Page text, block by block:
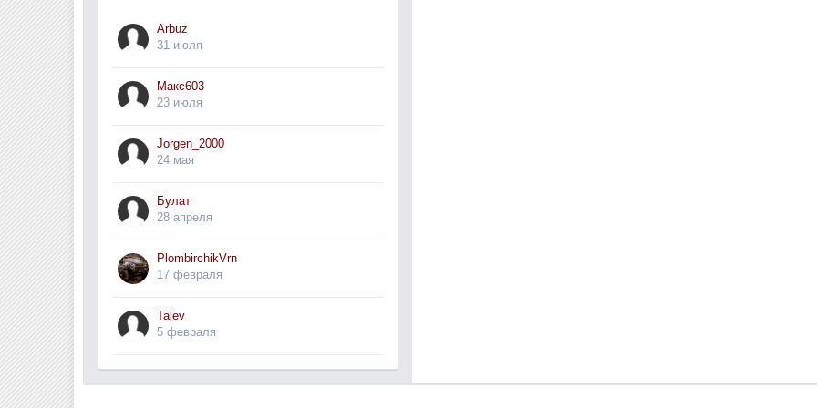
Arbuz
31 июля
Макс603
23 июля
Jorgen_2000
24 мая
Булат
28 апреля
PlombirchikVrn
17 февраля
Talev
5 февраля